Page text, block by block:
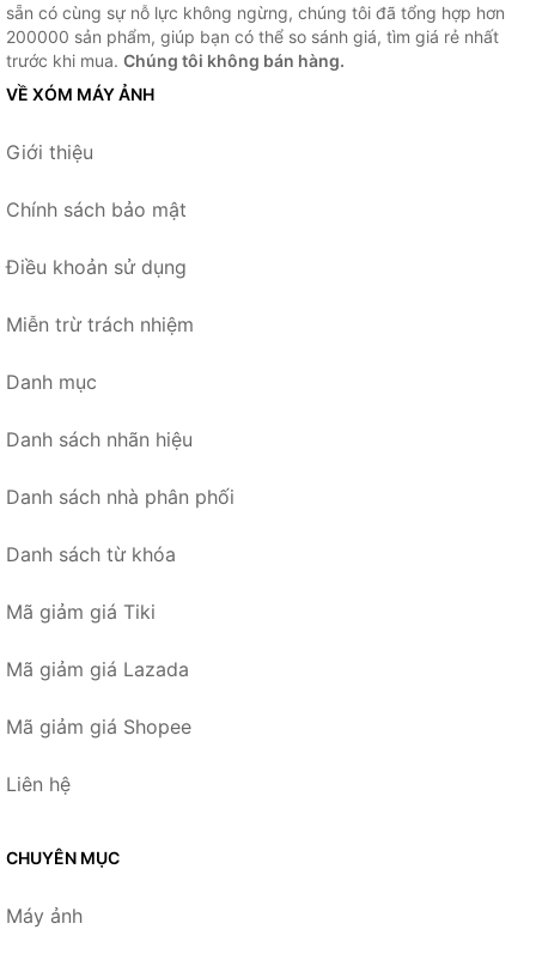
sẵn có cùng sự nỗ lực không ngừng, chúng tôi đã tổng hợp hơn
200000 sản phẩm, giúp bạn có thể so sánh giá, tìm giá rẻ nhất
trước khi mua. Chúng tôi không bán hàng.
VỀ XÓM MÁY ẢNH
Giới thiệu
Chính sách bảo mật
Điều khoản sử dụng
Miễn trừ trách nhiệm
Danh mục
Danh sách nhãn hiệu
Danh sách nhà phân phối
Danh sách từ khóa
Mã giảm giá Tiki
Mã giảm giá Lazada
Mã giảm giá Shopee
Liên hệ
CHUYÊN MỤC
Máy ảnh